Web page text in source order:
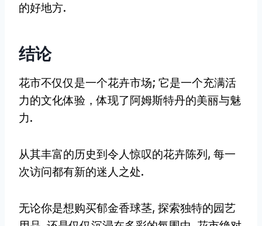
的好地方.
结论
花市不仅仅是一个花卉市场; 它是一个充满活
力的文化体验，体现了阿姆斯特丹的美丽与魅
力.
从其丰富的历史到令人惊叹的花卉陈列, 每一
次访问都有新的迷人之处.
无论你是想购买郁金香球茎, 探索独特的园艺